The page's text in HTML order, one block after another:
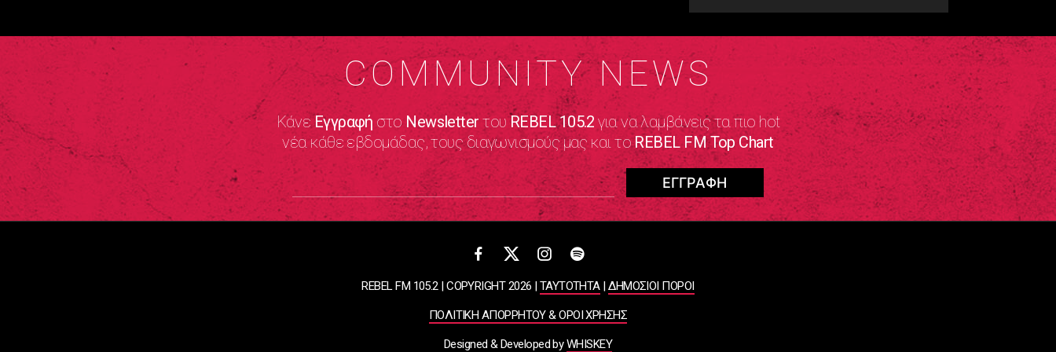
COMMUNITY NEWS
ΚάνεΕγγραφή στο Newsletter τουREBEL 105.2 για να λαμβάνεις τα πιο hot
νέα κάθε εβδομάδας, τους διαγωνισμούς μας και τοREBEL FM Top Chart
REBEL FM 105.2 | COPYRIGHT 2026 | ΤΑΥΤΟΤΗΤΑ|ΔΗΜΟΣΙΟΙ ΠΟΡΟΙ
ΠΟΛΙΤΙΚΗ ΑΠΟΡΡΗΤΟΥ & ΟΡΟΙ ΧΡΗΣΗΣ
Designed & Developed byWHISKEY